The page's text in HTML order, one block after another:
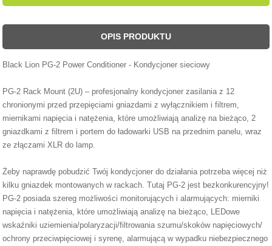
OPIS PRODUKTU
Black Lion PG-2 Power Conditioner - Kondycjoner sieciowy
PG-2 Rack Mount (2U) – profesjonalny kondycjoner zasilania z 12
chronionymi przed przepięciami gniazdami z wyłącznikiem i filtrem,
miernikami napięcia i natężenia, które umożliwiają analizę na bieżąco, 2
gniazdkami z filtrem i portem do ładowarki USB na przednim panelu, wraz
ze złączami XLR do lamp.
Żeby naprawdę pobudzić Twój kondycjoner do działania potrzeba więcej niż
kilku gniazdek montowanych w rackach. Tutaj PG-2 jest bezkonkurencyjny!
PG-2 posiada szereg możliwości monitorujących i alarmujących: mierniki
napięcia i natężenia, które umożliwiają analizę na bieżąco, LEDowe
wskaźniki uziemienia/polaryzacji/filtrowania szumu/skoków napięciowych/
ochrony przeciwpięciowej i syrenę, alarmującą w wypadku niebezpiecznego